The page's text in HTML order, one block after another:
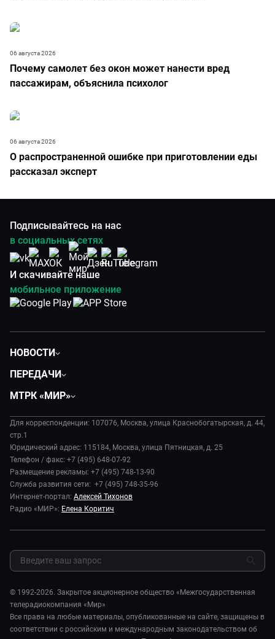
Почему самолет без окон может нанести вред
пассажирам, объяснила психолог
06 августа 2026
О распространенной ошибке при приготовлении еды
рассказал эксперт
06 августа 2026
Подписывайтесь на нас
в социальных сетях
И скачивайте наше
мобильное приложение
НОВОСТИ
Экономика
Происшествия
В содружестве
В мире
Наука и технологии
Здоровье и медицина
Спорт
Шоу-бизнес
Стиль жизни
Сад и огород
ПЕРЕДАЧИ
Дела судебные
Диктор делает
Игра в кино
Игра в кино. Мультфильмы
Исторический детектив
Миллион за 5 минут
Мировое соглашение
Предварительный диагноз
Пять причин поехать в...
МТРК «МИР»
История
Руководство
Новости компании
Пресса о нас
Карьера
Реклама
Закупки и тендеры
Обратная связь
Для корреспонденции: 107076, Москва, улица Краснобогатырская, д. 44,
стр.1
Юридический адрес: 115184, Москва, улица Пятницкая, д. 25
Телефон / факс: +7 (495) 648-07-92
Размещение рекламы: +7 (495) 748-13-90
Служба развития сети: +7 (495) 748-35-96
Интернет-портал: Алексей Тихонов
Радио «МИР»: Елена Коритич
© 1992-2026. Закрытое акционерное общество «Межгосударственная
телерадиокомпания «Мир»
Все права на любые материалы, опубликованные на сайте, защищены в
соответствии с российским и международным законодательством об